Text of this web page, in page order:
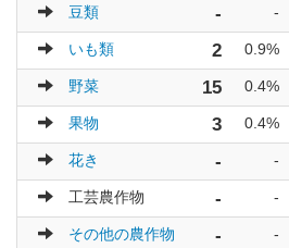
豆類 - -
いも類 2 0.9%
野菜 15 0.4%
果物 3 0.4%
花き - -
工芸農作物 - -
その他の農作物 - -